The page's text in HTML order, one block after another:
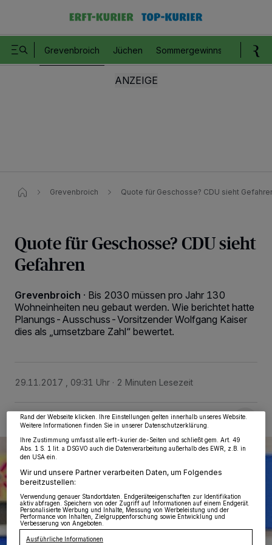
Grevenbroich Jüchen Sommergewinnspiel
Grevenbroich Quote für Geschosse? CDU sieht
Quote für Geschosse? CDU sieht
Gefahren
Grevenbroich · Bis 2030 müssen pro Jahr 130
Wohneinheiten neu gebaut werden. Wie berichtet hatte
Planungs-Ausschuss-Vorsitzender Wolfgang Kaiser
dies als „umsetzbare Zahl“ bewertet.
29.11.2017 , 09:31 Uhr 2 Minuten Lesezeit
Zwecke. Wenn Tracker deaktiviert sind, sind manche Inhalte und Anzeigen
Rand der Webseite klicken. Ihre Einstellungen gelten innerhalb unseres Website.
Weitere Informationen finden Sie in unserer Datenschutzerklärung.
Ihre Zustimmung umfasst alle erft-kurier.de-Seiten und schließt gem. Art. 49
Abs. 1 S. 1 lit. a DSGVO auch die Datenverarbeitung außerhalb des EWR, z.B. in
den USA ein.
Wir und unsere Partner verarbeiten Daten, um Folgendes
bereitzustellen:
Verwendung genauer Standortdaten. Endgeräteeigenschaften zur Identifikation
aktiv abfragen. Speichern von oder Zugriff auf Informationen auf einem Endgerät.
Personalisierte Werbung und Inhalte, Messung von Werbeleistung und der
Performance von Inhalten, Zielgruppenforschung sowie Entwicklung und
Verbesserung von Angeboten.
Ausführliche Informationen